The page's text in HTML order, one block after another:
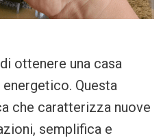
ottenere una casa
Questa
che caratterizza nuove
semplifica e